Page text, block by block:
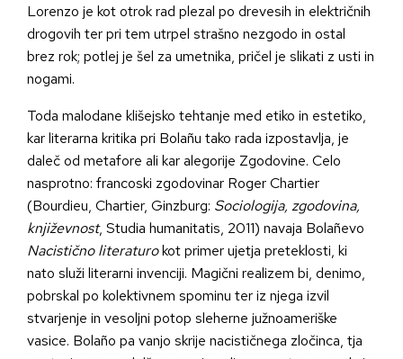
Lorenzo je kot otrok rad plezal po drevesih in električnih
drogovih ter pri tem utrpel strašno nezgodo in ostal
brez rok; potlej je šel za umetnika, pričel je slikati z usti in
nogami.
Toda malodane klišejsko tehtanje med etiko in estetiko,
kar literarna kritika pri Bolañu tako rada izpostavlja, je
daleč od metafore ali kar alegorije Zgodovine. Celo
nasprotno: francoski zgodovinar Roger Chartier
(Bourdieu, Chartier, Ginzburg: Sociologija, zgodovina,
književnost, Studia humanitatis, 2011) navaja Bolañevo
Nacistično literaturokot primer ujetja preteklosti, ki
nato služi literarni invenciji. Magični realizem bi, denimo,
pobrskal po kolektivnem spominu ter iz njega izvil
stvarjenje in vesoljni potop sleherne južnoameriške
vasice. Bolaño pa vanjo skrije nacističnega zločinca, tja